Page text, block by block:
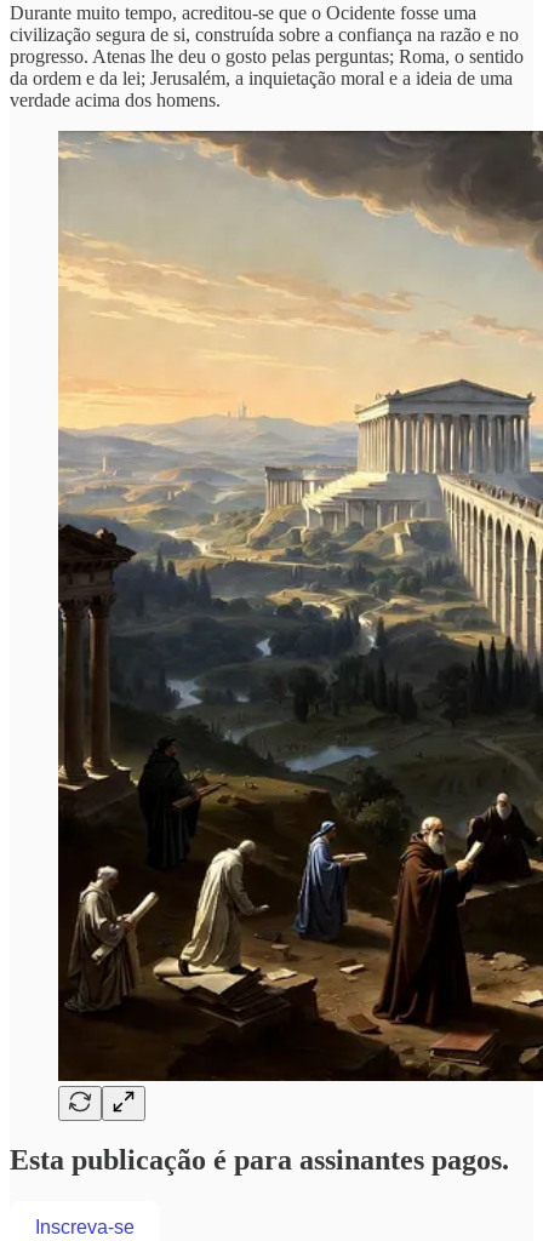
Durante muito tempo, acreditou-se que o Ocidente fosse uma
civilização segura de si, construída sobre a confiança na razão e no
progresso. Atenas lhe deu o gosto pelas perguntas; Roma, o sentido
da ordem e da lei; Jerusalém, a inquietação moral e a ideia de uma
verdade acima dos homens.
Esta publicação é para assinantes pagos.
Inscreva-se